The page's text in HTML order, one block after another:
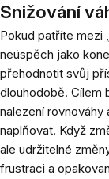
Snižování
Pokud patříte mezi
neúspěch jako
přehodnotit svůj
dlouhodobě. Cílem
nalezení rovnováhy
naplňovat. Když
ale udržitelné
frustraci a